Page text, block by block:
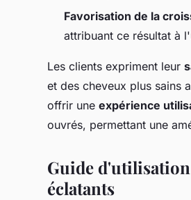
Favorisation de la
attribuant ce résultat à
Les clients expriment leur
et des cheveux plus sains
offrir une expérience
ouvrés, permettant une
Guide
éclatants